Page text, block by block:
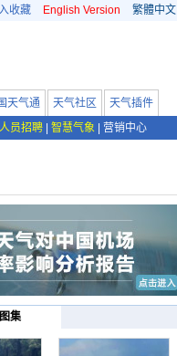
收藏 English Version 繁體中文
天气通 天气社区
天气插件
人员招聘 智慧气象 营销中心
集